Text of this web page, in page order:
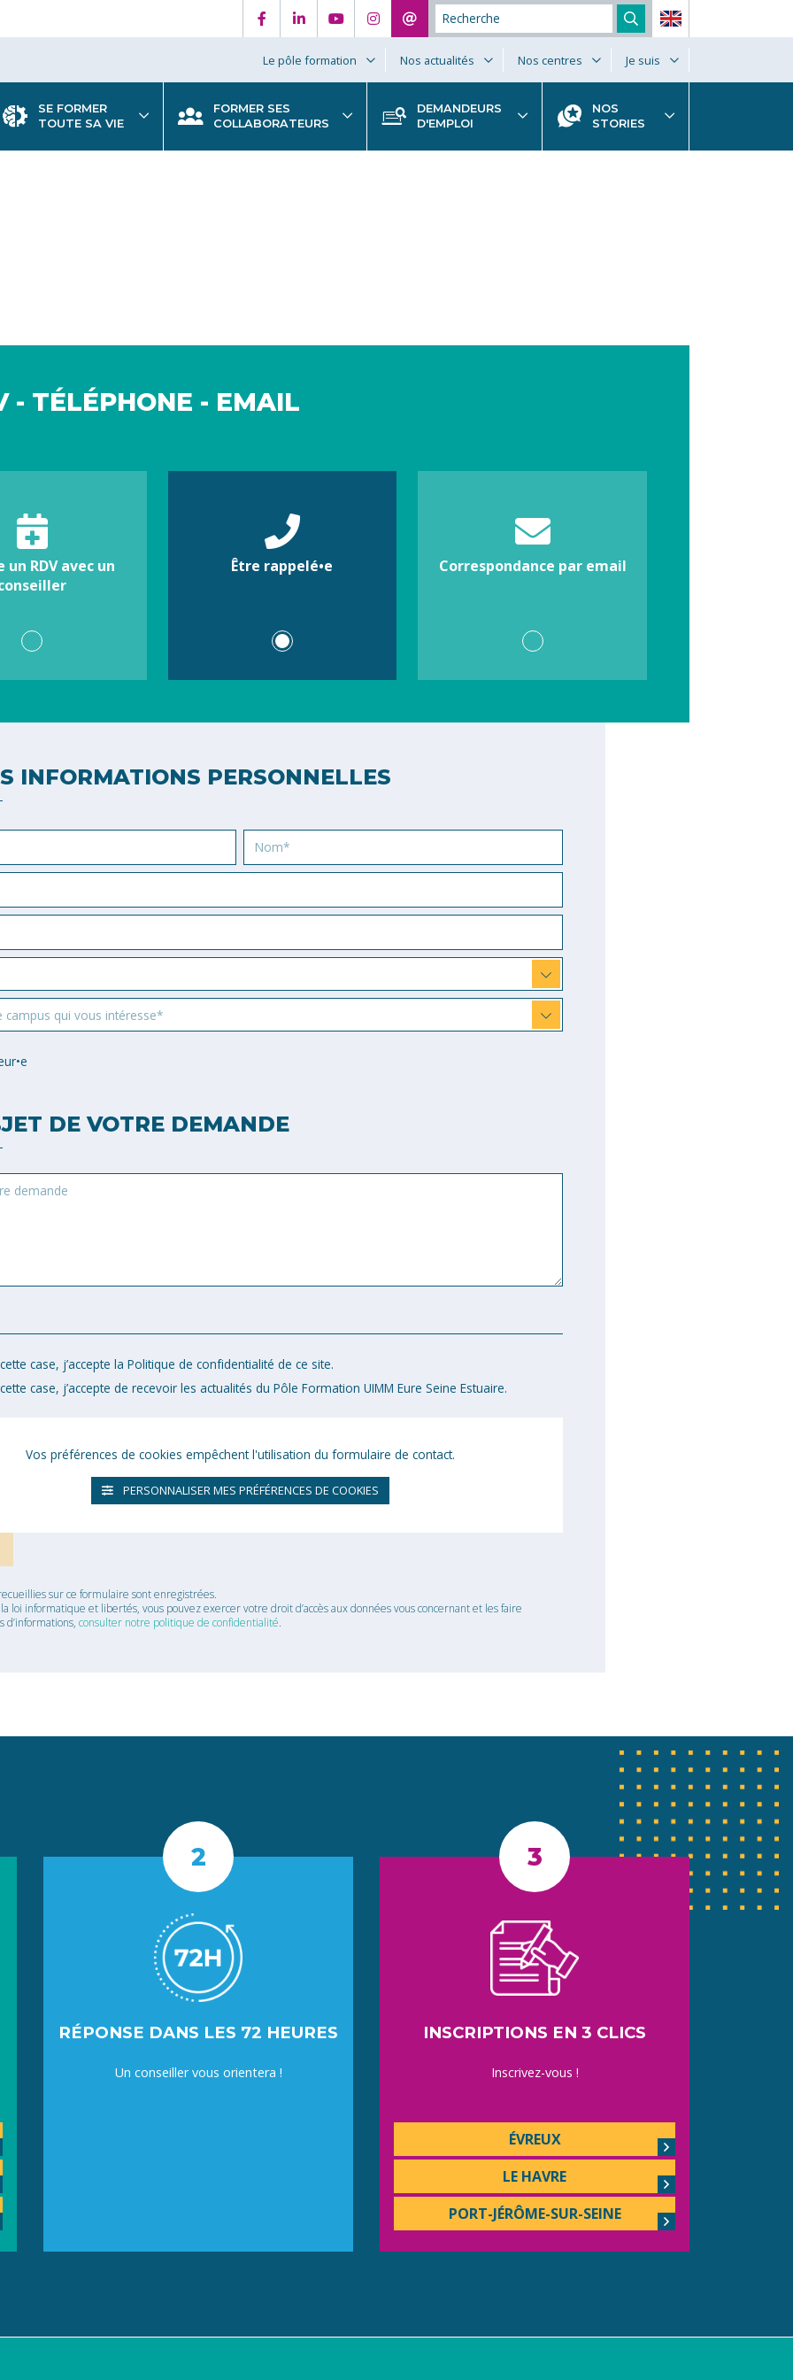
Le pôle formation Nos actualités Nos centres Je suis
SE FORMER
TOUTE SA VIE
FORMER SES
COLLABORATEURS
DEMANDEURS
D'EMPLOI
NOS
STORIES
- TÉLÉPHONE - EMAIL
un RDV avec un
Être rappelé•e Correspondance par email
INFORMATIONS PERSONNELLES
Nom
campus qui vous intéresse*
DE VOTRE DEMANDE
case, j’accepte la Politique de confidentialité de ce site.
case, j’accepte de recevoir les actualités du Pôle Formation UIMM Eure Seine Estuaire.
Vos préférences de cookies empêchent l'utilisation du formulaire de contact.
PERSONNALISER MES PRÉFÉRENCES DE COOKIES
sur ce formulaire sont enregistrées.
loi informatique et libertés, vous pouvez exercer votre droit d’accès aux données vous concernant et les faire
d’informations, consulter notre politique de confidentialité.
RÉPONSE DANS LES 72 HEURES
Un conseiller vous orientera !
INSCRIPTIONS EN 3 CLICS
Inscrivez-vous !
ÉVREUX
LE HAVRE
PORT-JÉRÔME-SUR-SEINE